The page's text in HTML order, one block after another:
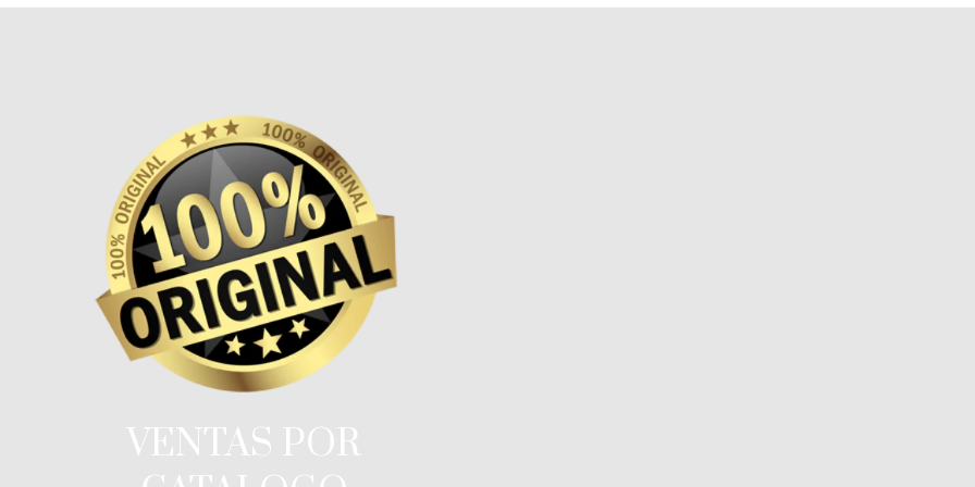
VENTAS POR